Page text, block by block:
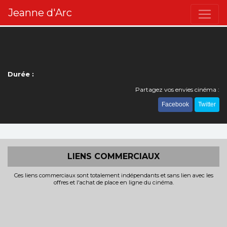
Jeanne d'Arc
Durée :
Partagez vos envies cinéma :
Facebook Twitter
LIENS COMMERCIAUX
Ces liens commerciaux sont totalement indépendants et sans lien avec les
offres et l'achat de place en ligne du cinéma.